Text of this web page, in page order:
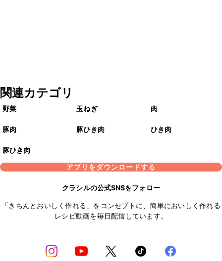
関連カテゴリ
野菜 玉ねぎ 肉
豚肉 豚ひき肉 ひき肉
豚ひき肉
アプリをダウンロードする
クラシルの公式SNSをフォロー
「きちんとおいしく作れる」をコンセプトに、簡単においしく作れる
レシピ動画を毎日配信しています。